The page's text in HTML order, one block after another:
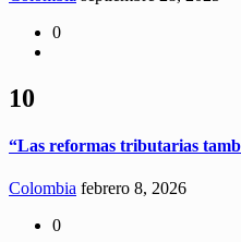
0
10
“Las reformas tributarias
Colombia febrero 8, 2026
0